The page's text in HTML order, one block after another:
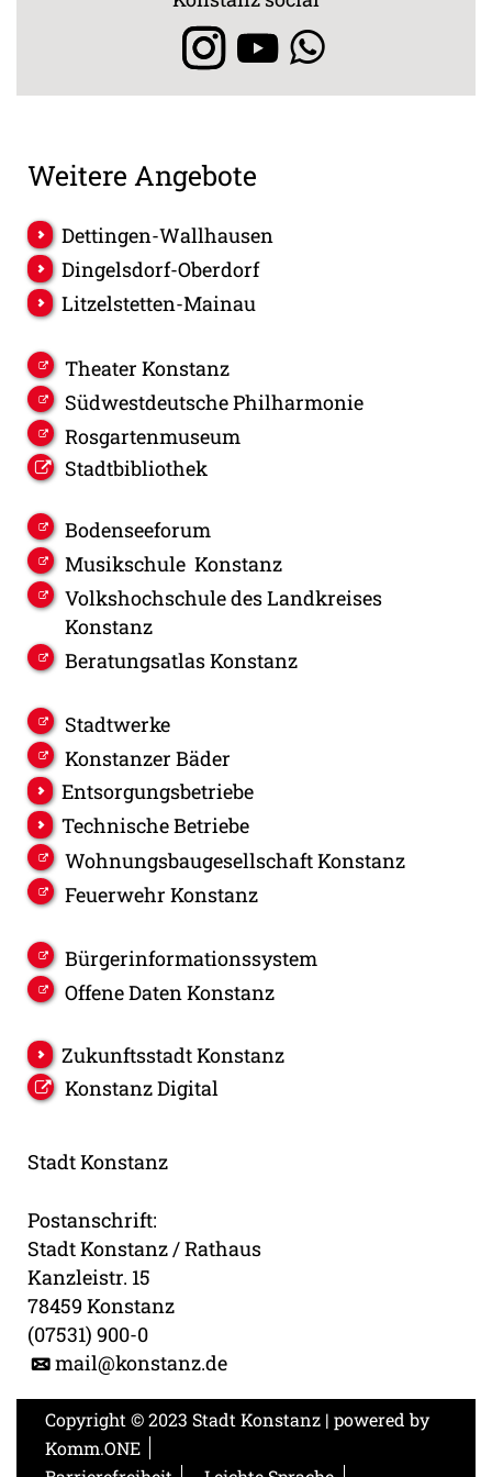
Weitere Angebote
Dettingen-Wallhausen
Dingelsdorf-Oberdorf
Litzelstetten-Mainau
Theater Konstanz
Südwestdeutsche Philharmonie
Rosgartenmuseum
Stadtbibliothek
Bodenseeforum
Musikschule Konstanz
Volkshochschule des Landkreises
Konstanz
Beratungsatlas Konstanz
Stadtwerke
Konstanzer Bäder
Entsorgungsbetriebe
Technische Betriebe
Wohnungsbaugesellschaft Konstanz
Feuerwehr Konstanz
Bürgerinformationssystem
Offene Daten Konstanz
Zukunftsstadt Konstanz
Konstanz Digital
Stadt Konstanz
Postanschrift:
Stadt Konstanz / Rathaus
Kanzleistr. 15
78459 Konstanz
(07531) 900-0
mail@konstanz.de
Copyright © 2023 Stadt Konstanz | powered by
Komm.ONE